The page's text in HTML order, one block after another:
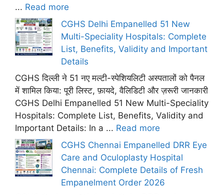
... Read more
CGHS Delhi Empanelled 51 New
Multi-Speciality Hospitals: Complete
List, Benefits, Validity and Important
Details
CGHS दिल्ली ने 51 नए मल्टी-स्पेशियलिटी अस्पतालों को पैनल
में शामिल किया: पूरी लिस्ट, फ़ायदे, वैलिडिटी और ज़रूरी जानकारी
CGHS Delhi Empanelled 51 New Multi-Speciality
Hospitals: Complete List, Benefits, Validity and
Important Details: In a ... Read more
CGHS Chennai Empanelled DRR Eye
Care and Oculoplasty Hospital
Chennai: Complete Details of Fresh
Empanelment Order 2026